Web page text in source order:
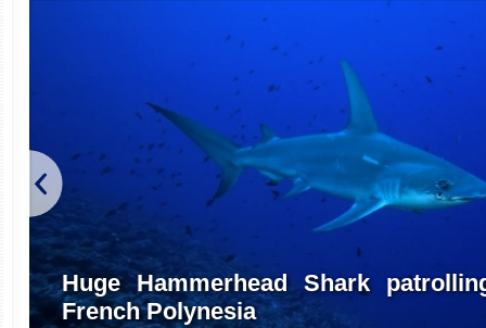
Huge Hammerhead Shark
French Polynesia